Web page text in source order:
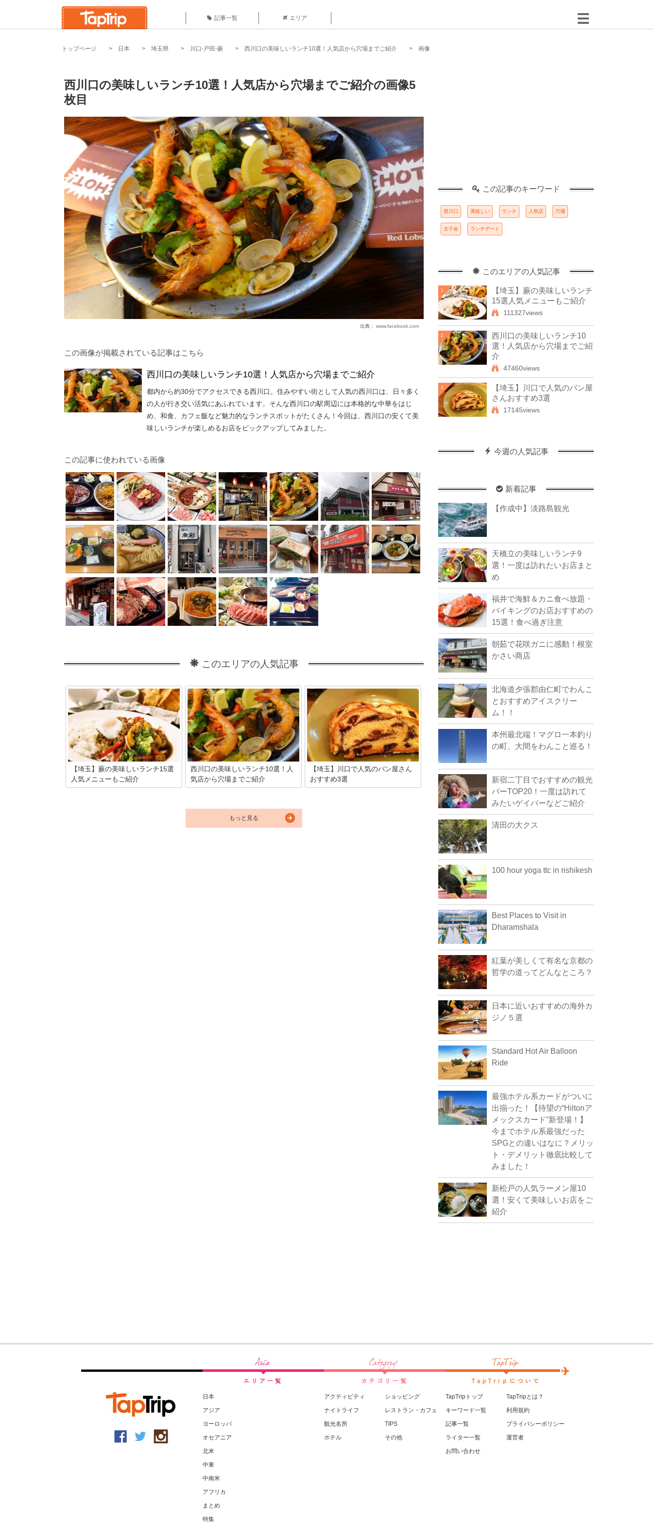
記事一覧 エリア
トップページ 日本 埼玉県 川口-戸田-蕨 西川口の美味しいランチ10選！人気店から穴場までご紹介 画像
西川口の美味しいランチ10選！人気店から穴場までご紹介の画像5
枚目
出典： www.facebook.com
この画像が掲載されている記事はこちら
西川口の美味しいランチ10選！人気店から穴場までご紹介
都内から約30分でアクセスできる西川口。住みやすい街として人気の西川口は、日々多く
の人が行き交い活気にあふれています。そんな西川口の駅周辺には本格的な中華をはじ
め、和食、カフェ飯など魅力的なランチスポットがたくさん！今回は、西川口の安くて美
味しいランチが楽しめるお店をピックアップしてみました。
この記事に使われている画像
このエリアの人気記事
【埼玉】蕨の美味しいランチ15選
人気メニューもご紹介
西川口の美味しいランチ10選！人
気店から穴場までご紹介
は、日々多くの人が行き交い活気にあふ
れています。そんな西川口の駅周辺には
本格的な中華をはじめ、和食、カフェ飯
【埼玉】川口で人気のパン屋さん
おすすめ3選
もっと見る
この記事のキーワード
西川口 美味しい ランチ 人気店 穴場
女子会 ランチデート
このエリアの人気記事
1
【埼玉】蕨の美味しいランチ
15選人気メニューもご紹介
111327views
2
西川口の美味しいランチ10
選！人気店から穴場までご紹
介
47460views
3
【埼玉】川口で人気のパン屋
さんおすすめ3選
17145views
今週の人気記事
新着記事
【作成中】淡路島観光
天橋立の美味しいランチ9
選！一度は訪れたいお店まと
め
福井で海鮮＆カニ食べ放題・
バイキングのお店おすすめの
15選！食べ過ぎ注意
朝茹で花咲ガニに感動！根室
かさい商店
北海道夕張郡由仁町でわんこ
とおすすめアイスクリー
ム！！
本州最北端！マグロ一本釣り
の町、大間をわんこと巡る！
新宿二丁目でおすすめの観光
バーTOP20！一度は訪れて
みたいゲイバーなどご紹介
清田の大クス
100 hour yoga ttc in rishikesh
Best Places to Visit in
Dharamshala
紅葉が美しくて有名な京都の
哲学の道ってどんなところ？
日本に近いおすすめの海外カ
ジノ５選
Standard Hot Air Balloon
Ride
最強ホテル系カードがついに
出揃った！【待望の“Hiltonア
メックスカード”新登場！】
今までホテル系最強だった
SPGとの違いはなに？メリッ
ト・デメリット徹底比較して
みました！
新松戸の人気ラーメン屋10
選！安くて美味しいお店をご
紹介
日本
アジア
ヨーロッパ
オセアニア
北米
中東
中南米
アフリカ
まとめ
特集
アクティビティ
ナイトライフ
観光名所
ホテル
ショッピング
レストラン・カフェ
TIPS
その他
TapTripトップ
キーワード一覧
記事一覧
ライター一覧
お問い合わせ
TapTripとは？
利用規約
プライバシーポリシー
運営者